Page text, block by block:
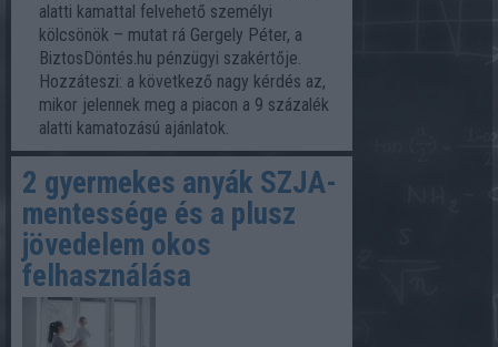
alatti kamattal felvehető személyi
kölcsönök – mutat rá Gergely Péter, a
BiztosDöntés.hu pénzügyi szakértője.
Hozzáteszi: a következő nagy kérdés az,
mikor jelennek meg a piacon a 9 százalék
alatti kamatozású ajánlatok.
2 gyermekes anyák SZJA-
mentessége és a plusz
jövedelem okos
felhasználása